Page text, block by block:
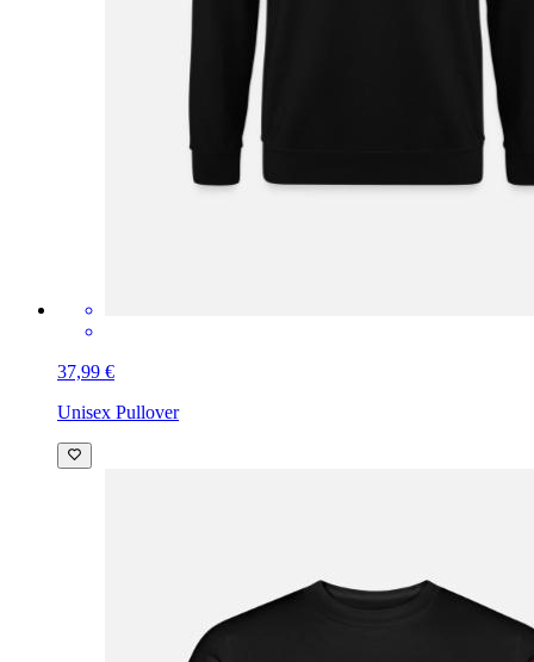
37,99 €
Unisex Pullover